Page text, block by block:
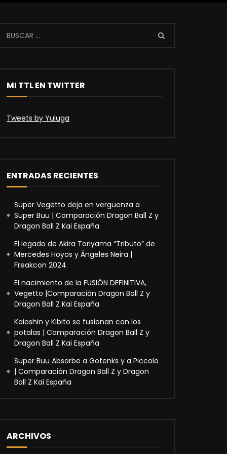
MI TTL EN TWITTER
Tweets by Yuluga
ENTRADAS RECIENTES
Super Vegetto deja en vergüenza a
Super Buu | Comparación Dragon Ball Z y
Dragon Ball Z Kai España
El legado de Akira Toriyama “Tributo” de
Mercedes Hoyos y Ángeles Neira |
Freakcon 2024
El nacimiento de la FUSIÓN DEFINITIVA,
Vegetto |Comparación Dragon Ball Z y
Dragon Ball Z Kai España
Kaioshin y Kibito se fusionan con los
potalas | Comparación Dragon Ball Z y
Dragon Ball Z Kai España
Super Buu Absorbe a Gotenks y a Piccolo
| Comparación Dragon Ball Z y Dragon
Ball Z Kai España
ARCHIVOS